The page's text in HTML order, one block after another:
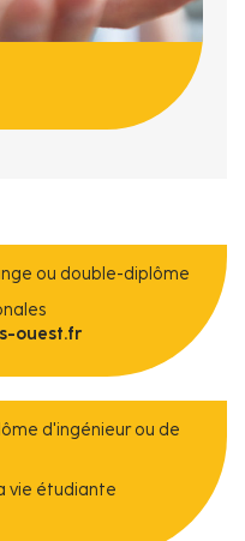
ou double-diplôme
ouest.fr
d'ingénieur ou de
vie étudiante